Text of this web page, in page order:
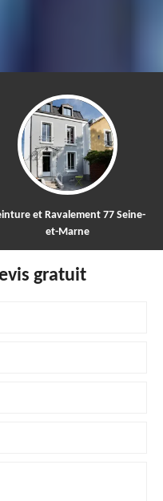
et Ravalement 77 Seine-
et-Marne
gratuit